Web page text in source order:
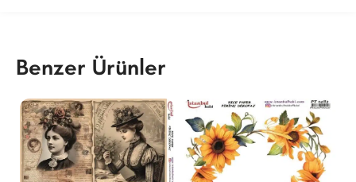
Benzer Ürünler